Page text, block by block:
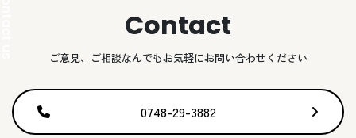
Contact
ご意見、ご相談なんでもお気軽にお問い合わせください
0748-29-3882